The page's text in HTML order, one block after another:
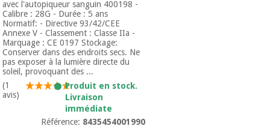
et
pilates
Sports
et
jeux
Armoires
Matériel de
protection
essentiel
pour les
coronavirus
Aérobic,
avec l'autopiqueur sanguin 400198 -
Calibre : 28G - Durée : 5 ans
Normatif: - Directive 93/42/CEE
Annexe V - Classement : Classe IIa -
Marquage : CE 0197 Stockage:
Conserver dans des endroits secs. Ne
pas exposer à la lumière directe du
soleil, provoquant des ...
(1
avis)
Produit en stock.
Livraison
immédiate
Référence: 8435454001990